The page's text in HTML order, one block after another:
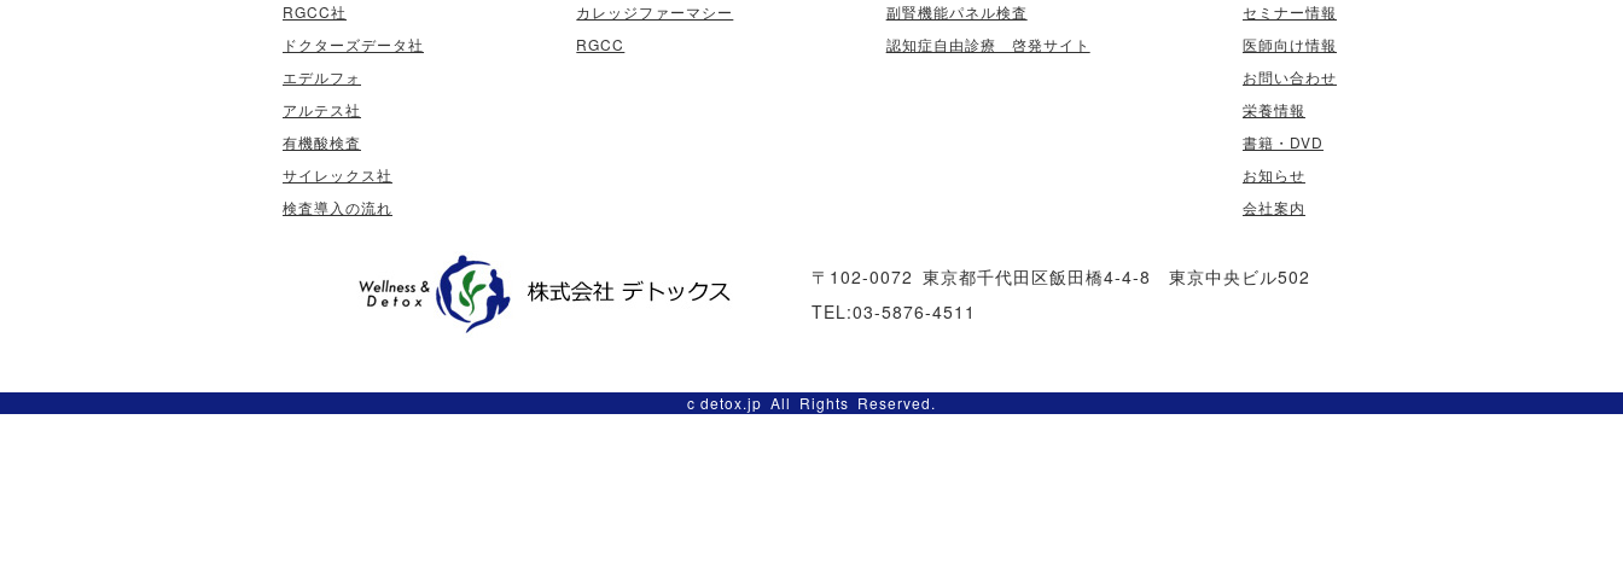
RGCC社
ドクターズデータ社
エデルフォ
アルテス社
有機酸検査
サイレックス社
検査導入の流れ
カレッジファーマシー
RGCC
副腎機能パネル検査
認知症自由診療 啓発サイト
セミナー情報
医師向け情報
お問い合わせ
栄養情報
書籍・DVD
お知らせ
会社案内
〒102-0072 東京都千代田区飯田橋4-4-8 東京中央ビル502
TEL:03-5876-4511
c detox.jp All Rights Reserved.